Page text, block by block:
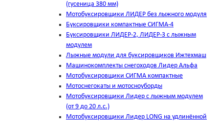
(гусеница 380 мм)
Мотобуксировщики ЛИДЕР без лыжного модуля
Буксировщики компактные СИГМА-4
Буксировщики ЛИДЕР-2, ЛИДЕР-3 c лыжным
модулем
Лыжные модули для буксировщиков Ижтехмаш
Машинокомплекты снегоходов Лидер Альфа
Мотобуксировщики СИГМА компактные
Мотоснегокаты и мотосноуборды
Мотобуксировщики Лидер с лыжным модулем
(от 9 до 20 л.с.)
Мотобуксировщики Лидер LONG на удлинённой